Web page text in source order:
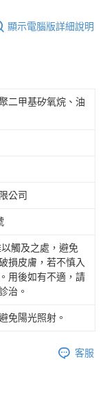
顯示電腦版詳細說明
二甲基矽氧烷、油
公司
觸及之處，避免
損皮膚，若不慎入
用後如有不適，請
治。
免陽光照射。
客服